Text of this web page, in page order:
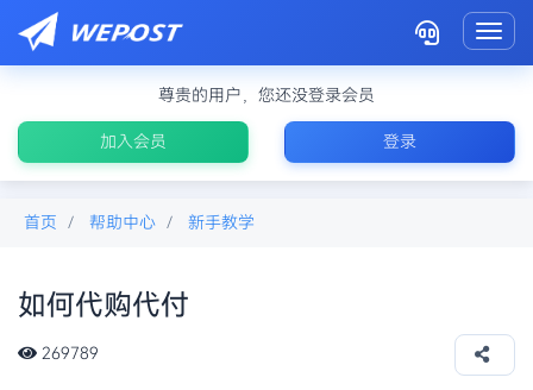
尊贵的用户，您还没登录会员
加入会员 登录
首页 帮助中心 新手教学
如何代购代付
269789